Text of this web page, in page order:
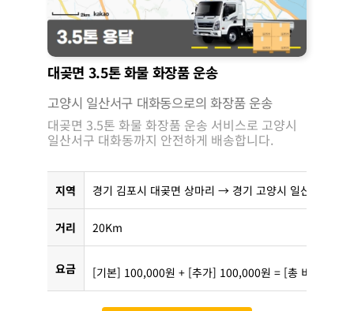
대곶면 3.5톤 화물 화장품 운송
고양시 일산서구 대화동으로의 화장품 운송
대곶면 3.5톤 화물 화장품 운송 서비스로 고양시
일산서구 대화동까지 안전하게 배송합니다.
지역 경기 김포시 대곶면 상마리 → 경기 고양시 일산서구 대
거리 20Km
요금 [기본] 100,000원 + [추가] 100,000원 = [총 비용]